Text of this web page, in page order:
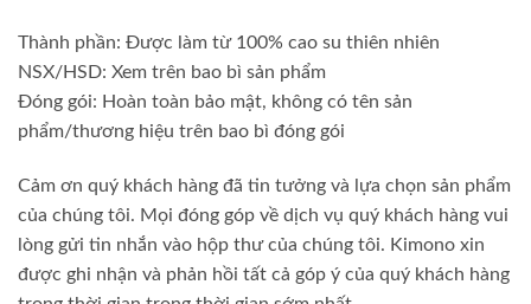
Thành phần: Được làm từ 100% cao su thiên nhiên
NSX/HSD: Xem trên bao bì sản phẩm
Đóng gói: Hoàn toàn bảo mật, không có tên sản
phẩm/thương hiệu trên bao bì đóng gói
Cảm ơn quý khách hàng đã tin tưởng và lựa chọn sản phẩm
của chúng tôi. Mọi đóng góp về dịch vụ quý khách hàng vui
lòng gửi tin nhắn vào hộp thư của chúng tôi. Kimono xin
được ghi nhận và phản hồi tất cả góp ý của quý khách hàng